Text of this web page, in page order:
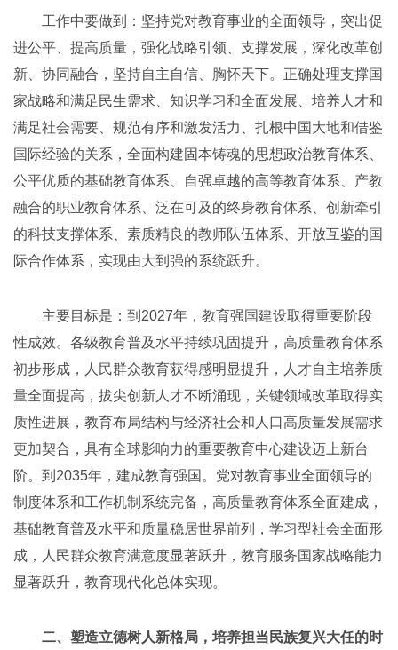
工作中要做到：坚持党对教育事业的全面领导，突出促
进公平、提高质量，强化战略引领、支撑发展，深化改革创
新、协同融合，坚持自主自信、胸怀天下。正确处理支撑国
家战略和满足民生需求、知识学习和全面发展、培养人才和
满足社会需要、规范有序和激发活力、扎根中国大地和借鉴
国际经验的关系，全面构建固本铸魂的思想政治教育体系、
公平优质的基础教育体系、自强卓越的高等教育体系、产教
融合的职业教育体系、泛在可及的终身教育体系、创新牵引
的科技支撑体系、素质精良的教师队伍体系、开放互鉴的国
际合作体系，实现由大到强的系统跃升。
主要目标是：到2027年，教育强国建设取得重要阶段
性成效。各级教育普及水平持续巩固提升，高质量教育体系
初步形成，人民群众教育获得感明显提升，人才自主培养质
量全面提高，拔尖创新人才不断涌现，关键领域改革取得实
质性进展，教育布局结构与经济社会和人口高质量发展需求
更加契合，具有全球影响力的重要教育中心建设迈上新台
阶。到2035年，建成教育强国。党对教育事业全面领导的
制度体系和工作机制系统完备，高质量教育体系全面建成，
基础教育普及水平和质量稳居世界前列，学习型社会全面形
成，人民群众教育满意度显著跃升，教育服务国家战略能力
显著跃升，教育现代化总体实现。
二、塑造立德树人新格局，培养担当民族复兴大任的时